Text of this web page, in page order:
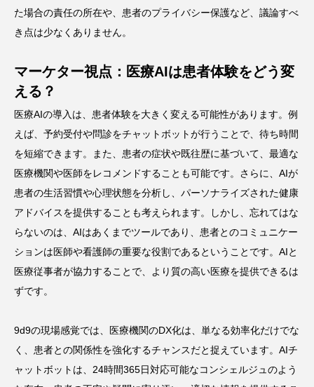
た場合の責任の所在や、患者のプライバシー保護など、議論すべ
き点は少なくありません。
マーケター視点：医療AIは患者体験をどう変
える？
医療AIの導入は、患者体験を大きく変える可能性があります。例
えば、予約受付や問診をチャットボットが行うことで、待ち時間
を短縮できます。また、患者の症状や既往歴に基づいて、最適な
医療機関や医師をレコメンドすることも可能です。さらに、AIが
患者の生活習慣や心理状態を分析し、パーソナライズされた健康
アドバイスを提供することも考えられます。しかし、忘れてはな
らないのは、AIはあくまでツールであり、患者とのコミュニケー
ションは医師や看護師の重要な役割であるということです。AIと
医療従事者が協力することで、より質の高い医療を提供できるは
ずです。
9d9の現場感覚では、医療機関のDX化は、単なる効率化だけでな
く、患者との関係性を強化するチャンスだと捉えています。AIチ
ャットボットは、24時間365日対応可能なコンシェルジュのよう